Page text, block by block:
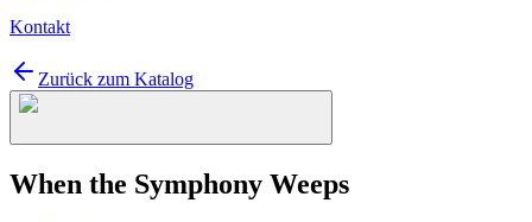
Kontakt
Zurück zum Katalog
When the Symphony Weeps